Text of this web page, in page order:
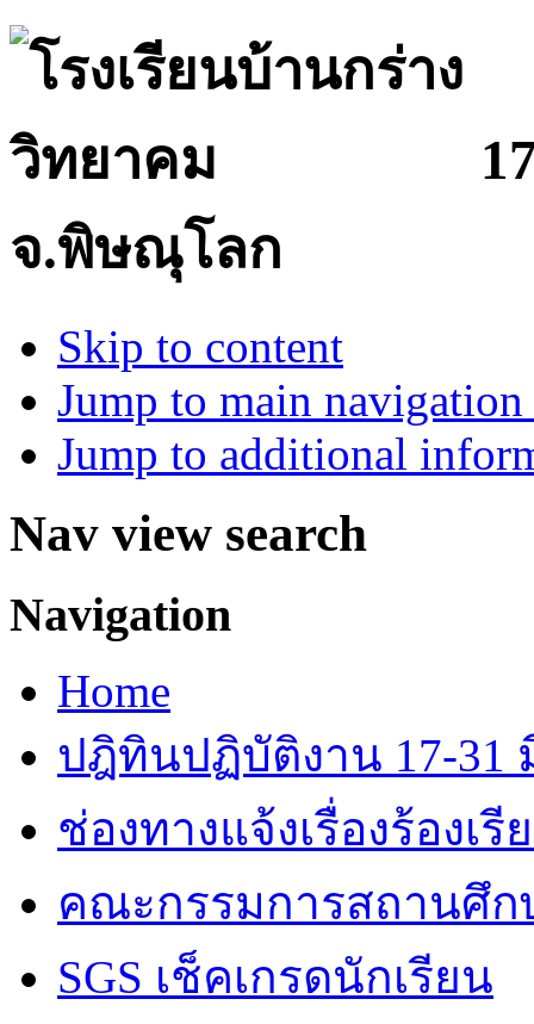
จ.พิษณุโลก
Skip to content
Jump to main
Jump to additional
Nav view search
Navigation
Home
ปฎิทินปฏิบัติงาน 17-31
ช่องทางแจ้งเรื่องร้องเ
คณะกรรมการสถานศึก
SGS เช็คเกรดนักเรียน